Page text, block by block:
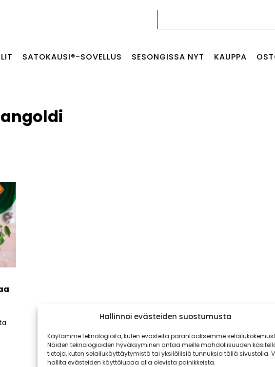
Hallinnoi evästeiden suostumusta
Käytämme teknologioita, kuten evästeitä parantaaksemme
Näiden teknologioiden hyväksyminen antaa meille mahdollisuuden
tietoja, kuten selailukäyttäytymistä tai yksilöllisiä tunnuksia tällä sivustolla.
hallita evästeiden käyttölupaa alla olevista painikkeista.
SATOKAUSI®-SOVELLUS SESONGISSA NYT KAUPPA